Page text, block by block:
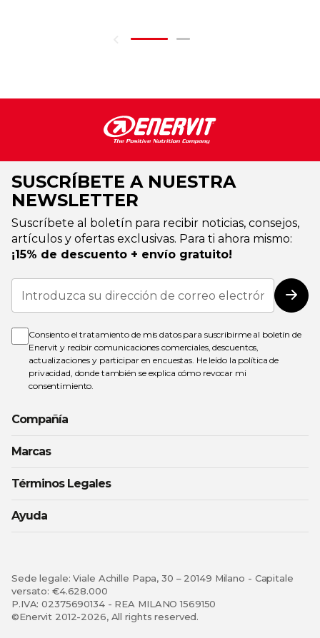
SUSCRÍBETE A NUESTRA
NEWSLETTER
Suscríbete al boletín para recibir noticias, consejos,
artículos y ofertas exclusivas. Para ti ahora mismo:
¡15% de descuento + envío gratuito!
Inscríbase
nuestro
de
noticias:
Consiento el tratamiento de mis datos para suscribirme al boletín de
Enervit y recibir comunicaciones comerciales, descuentos,
actualizaciones y participar en encuestas. He leído la política de
privacidad, donde también se explica cómo revocar mi
consentimiento.
Compañía
Marcas
Términos Legales
Ayuda
Sede legale: Viale Achille Papa, 30 – 20149 Milano - Capitale
versato: €4.628.000
P.IVA: 02375690134 - REA MILANO 1569150
©Enervit 2012-2026, All rights reserved.